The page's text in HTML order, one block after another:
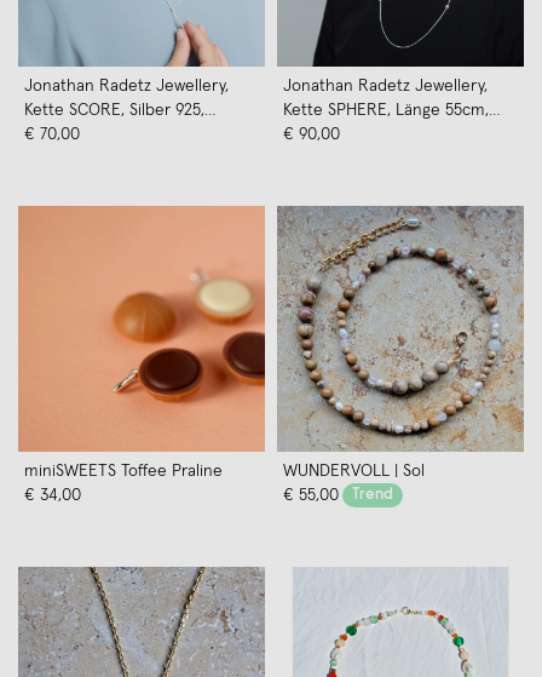
Jonathan Radetz Jewellery,
Kette SCORE, Silber 925,
Sterlingsilber, Handmade in
€ 70,00
Jonathan Radetz Jewellery,
Kette SPHERE, Länge 55cm,
Silber 925
€ 90,00
miniSWEETS Toffee Praline
€ 34,00
WUNDERVOLL | Sol
€ 55,00
Trend